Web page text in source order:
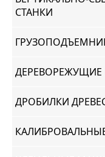
СТАНКИ
ДРОБИЛКИ